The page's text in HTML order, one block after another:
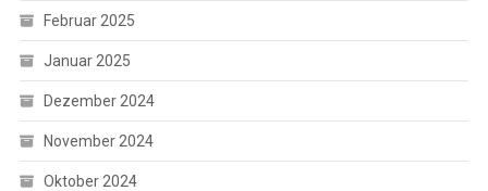
Februar 2025
Januar 2025
Dezember 2024
November 2024
Oktober 2024